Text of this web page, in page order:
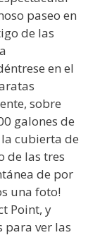
paseo en
de las
en el
sobre
galones de
cubierta de
de las tres
de por
una foto!
Point, y
para ver las